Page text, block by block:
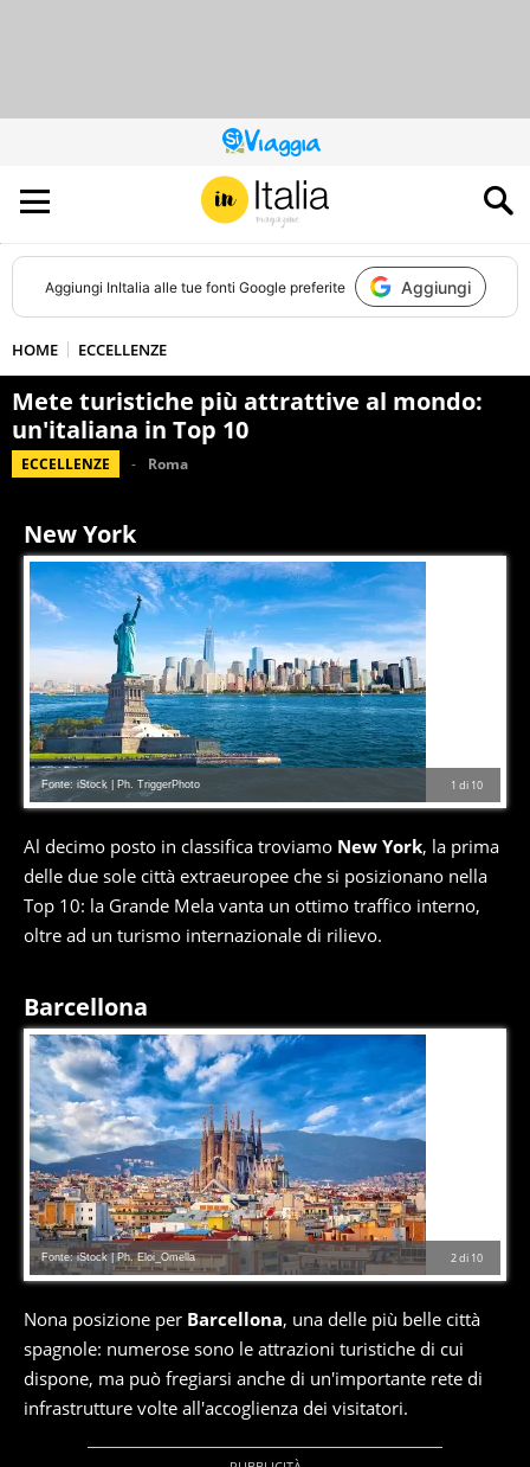
QUESTO
SITO
CONTRIBUISCE
ALL’AUDIENCE
DI
Aggiungi InItalia alle tue fonti Google preferite Aggiungi
HOME ECCELLENZE
Mete turistiche più attrattive al mondo:
un'italiana in Top 10
ECCELLENZE Roma
New York
1 di 10
Fonte: iStock | Ph. TriggerPhoto
Al decimo posto in classifica troviamo New York, la prima
delle due sole città extraeuropee che si posizionano nella
Top 10: la Grande Mela vanta un ottimo traffico interno,
oltre ad un turismo internazionale di rilievo.
Barcellona
2di 10
Fonte: iStock | Ph. Eloi_Omella
Nona posizione per Barcellona, una delle più belle città
spagnole: numerose sono le attrazioni turistiche di cui
dispone, ma può fregiarsi anche di un'importante rete di
infrastrutture volte all'accoglienza dei visitatori.